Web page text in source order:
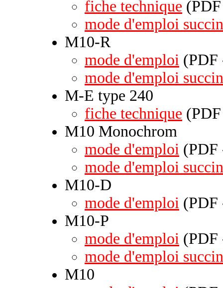
fiche technique
mode d'emploi
M10-R
mode d'emploi (PDF
mode d'emploi
M-E type 240
fiche technique
M10 Monochrom
mode d'emploi (PDF
mode d'emploi
M10-D
mode d'emploi (PDF
M10-P
mode d'emploi (PDF
mode d'emploi
M10